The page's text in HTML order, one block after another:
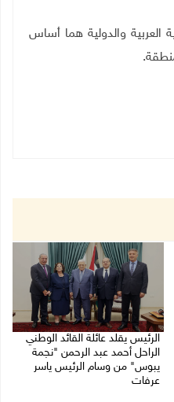
العربية والدولية هما أساس
.
الرئيس يقلد عائلة القائد الوطني
الراحل أحمد عبد الرحمن "نجمة
يبوس" من وسام الرئيس ياسر
عرفات